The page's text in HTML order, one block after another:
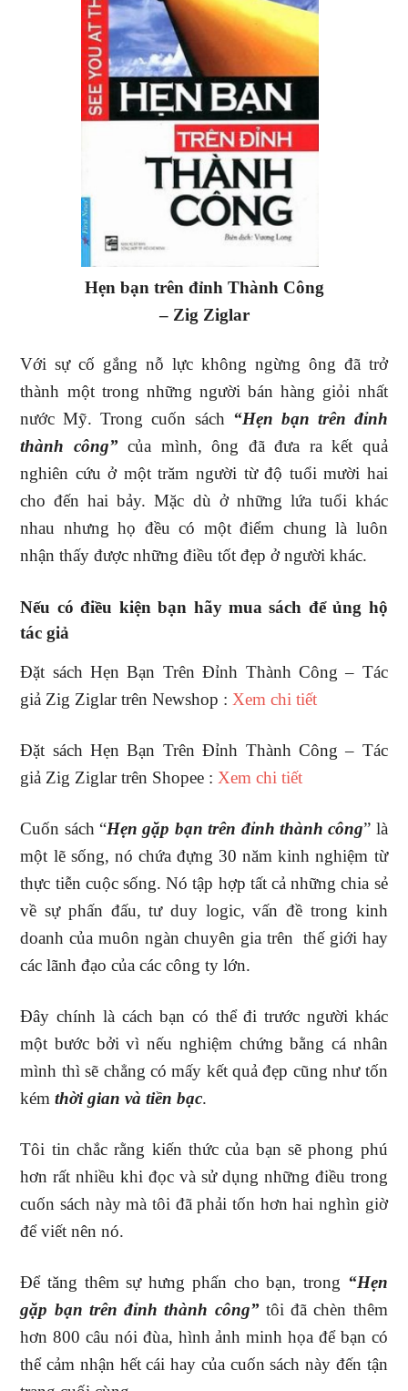
Hẹn bạn trên đỉnh Thành Công
– Zig Ziglar
Với sự cố gắng nỗ lực không ngừng ông đã trở
thành một trong những người bán hàng giỏi nhất
nước Mỹ. Trong cuốn sách “Hẹn bạn trên đỉnh
thành công”của mình, ông đã đưa ra kết quả
nghiên cứu ở một trăm người từ độ tuổi mười hai
cho đến hai bảy. Mặc dù ở những lứa tuổi khác
nhau nhưng họ đều có một điểm chung là luôn
nhận thấy được những điều tốt đẹp ở người khác.
Nếu có điều kiện bạn hãy mua sách để ủng hộ
tác giả
Đặt sách Hẹn Bạn Trên Đỉnh Thành Công – Tác
giả Zig Ziglar trên Newshop : Xem chi tiết
Đặt sách Hẹn Bạn Trên Đỉnh Thành Công – Tác
giả Zig Ziglar trên Shopee : Xem chi tiết
Cuốn sách “Hẹn gặp bạn trên đỉnh thành công” là
một lẽ sống, nó chứa đựng 30 năm kinh nghiệm từ
thực tiễn cuộc sống. Nó tập hợp tất cả những chia sẻ
về sự phấn đấu, tư duy logic, vấn đề trong kinh
doanh của muôn ngàn chuyên gia trên thế giới hay
các lãnh đạo của các công ty lớn.
Đây chính là cách bạn có thể đi trước người khác
một bước bởi vì nếu nghiệm chứng bằng cá nhân
mình thì sẽ chẳng có mấy kết quả đẹp cũng như tốn
kém thời gian và tiền bạc.
Tôi tin chắc rằng kiến thức của bạn sẽ phong phú
hơn rất nhiều khi đọc và sử dụng những điều trong
cuốn sách này mà tôi đã phải tốn hơn hai nghìn giờ
để viết nên nó.
Để tăng thêm sự hưng phấn cho bạn, trong “Hẹn
gặp bạn trên đỉnh thành công”tôi đã chèn thêm
hơn 800 câu nói đùa, hình ảnh minh họa để bạn có
thể cảm nhận hết cái hay của cuốn sách này đến tận